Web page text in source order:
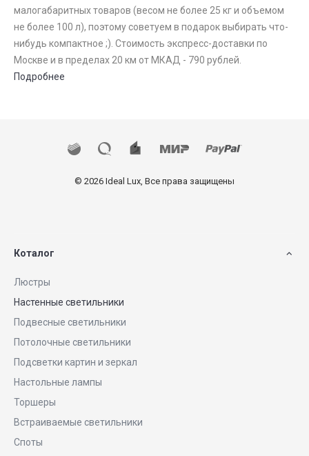
малогабаритных товаров (весом не более 25 кг и объемом
не более 100 л), поэтому советуем в подарок выбирать что-
нибудь компактное ;). Стоимость экспресс-доставки по
Москве и в пределах 20 км от МКАД - 790 рублей.
Подробнее
© 2026 Ideal Lux, Все права защищены
Коталог
Люстры
Настенные светильники
Подвесные светильники
Потолочные светильники
Подсветки картин и зеркал
Настольные лампы
Торшеры
Встраиваемые светильники
Споты